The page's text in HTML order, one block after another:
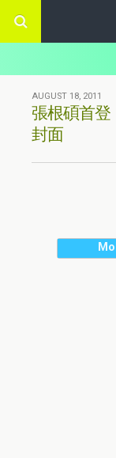
AUGUST 18, 2011
張根碩首登
封面